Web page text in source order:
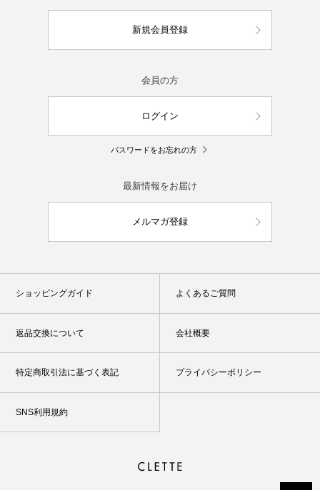
新規会員登録
会員の方
ログイン
パスワードをお忘れの方
最新情報をお届け
メルマガ登録
ショッピングガイド よくあるご質問
返品交換について 会社概要
特定商取引法に基づく表記 プライバシーポリシー
SNS利用規約